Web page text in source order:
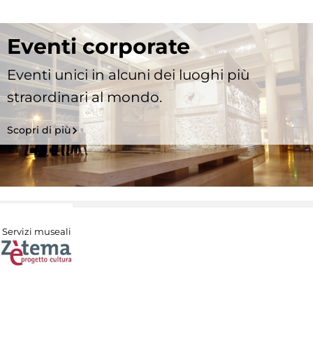
Eventi corporate
Eventi unici in alcuni dei luoghi più
straordinari al mondo.
Scopri di più
Servizi museali